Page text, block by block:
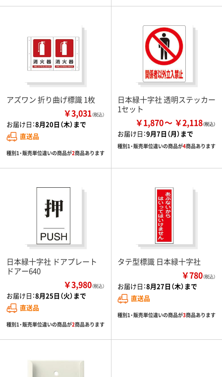
アズワン 折り曲げ標識 1枚
￥3,031（税込）
お届け日：8月20日（木）まで
直送品
種別1・販売単位違いの商品が2商品あります
日本緑十字社 透明ステッカー
1セット
￥1,870 ￥2,118
お届け日：9月7日（月）まで
種別1・販売単位違いの商品が4商品あります
日本緑十字社 ドアプレート
ドアー640
￥3,980（税込）
お届け日：8月25日（火）まで
直送品
種別1・販売単位違いの商品が2商品あります
タテ型標識 日本緑十字社
￥780（税込）
お届け日：8月27日（木）まで
直送品
種別1・販売単位違いの商品が3商品あります